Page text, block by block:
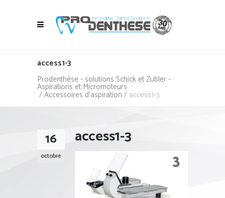
access1-3
Prodenthèse - solutions Schick et Zubler -
Aspirations et Micromoteurs
/Accessoires d'aspiration / access1-3
16
octobre
access1-3